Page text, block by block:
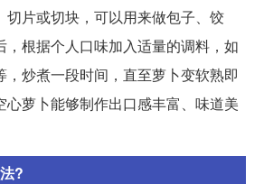
切片或切块，可以用来做包子、饺
，根据个人口味加入适量的调料，如
，炒煮一段时间，直至萝卜变软熟即
心萝卜能够制作出口感丰富、味道美
?